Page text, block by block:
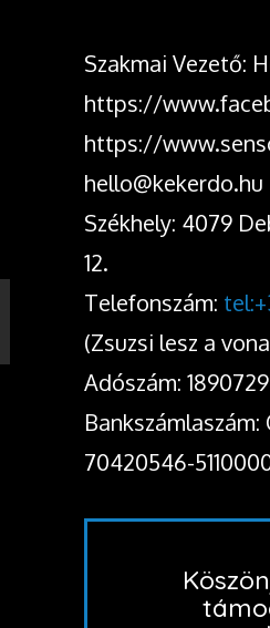
Szakmai Vezető:
https://
https://
hello@kekerdo.hu
Székhely: 4079
12.
Telefonszám:
(Zsuzsi lesz a
Adószám:
Bankszámlaszám:
70420546-